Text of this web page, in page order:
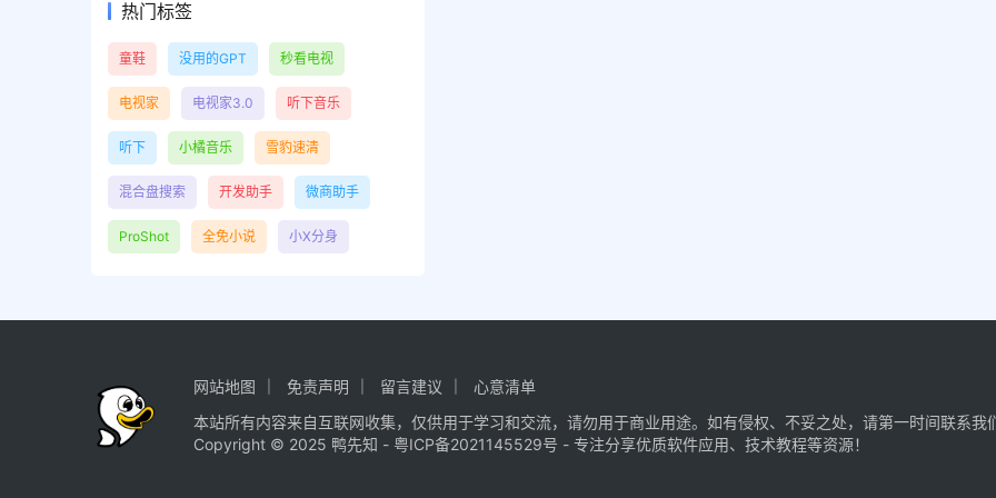
热门标签
童鞋 没用的GPT 秒看电视
电视家 电视家3.0 听下音乐
听下 小橘音乐 雪豹速清
混合盘搜索 开发助手 微商助手
ProShot 全免小说 小X分身
网站地图 免责声明 留言建议
心意清单
本站所有内容来自互联网收集，仅供用于学习和交流，请勿用于商业用途。如有侵权、不妥之处，请第一时间联系我
Copyright © 2025 鸭先知 -粤ICP备2021145529号 - 专注分享优质软件应用、技术教程等资源！